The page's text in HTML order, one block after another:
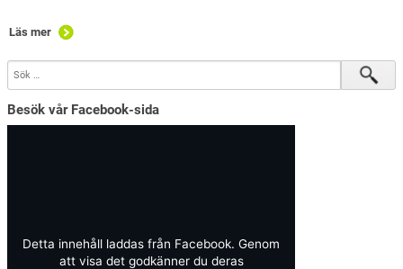
Läs mer
Besök vår Facebook-sida
Detta innehåll laddas från Facebook. Genom
att visa det godkänner du deras